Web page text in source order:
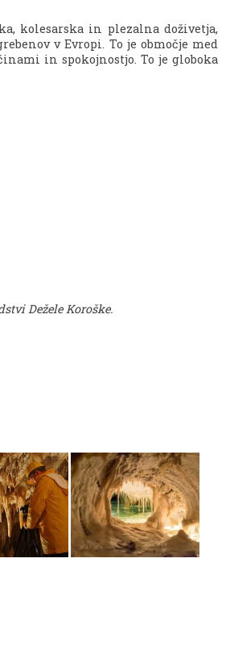
kolesarska in plezalna doživetja,
v Evropi. To je območje med
in spokojnostjo. To je globoka
Dežele Koroške.